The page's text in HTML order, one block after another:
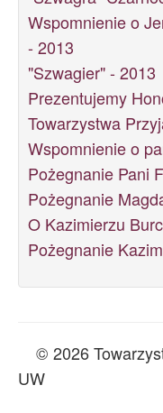
Wspomnienie o
- 2013
"Szwagier" - 2013
Prezentujemy
Towarzystwa
Wspomnienie o
Pożegnanie Pani
Pożegnanie
O Kazimierzu
Pożegnanie
© 2026
UW